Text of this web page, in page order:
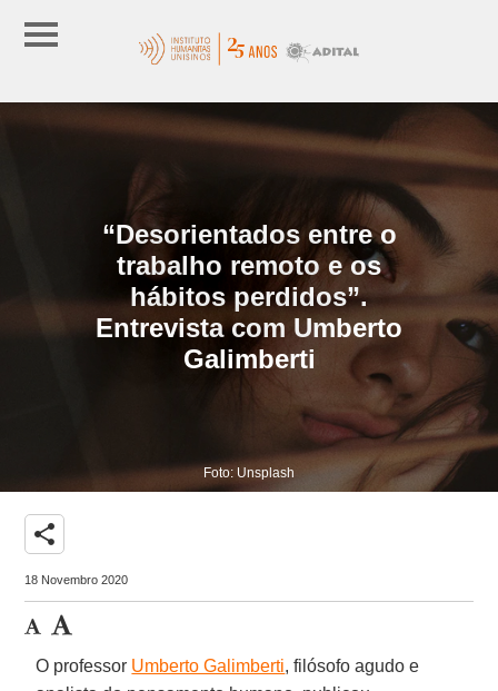
“Desorientados entre o
trabalho remoto e os
hábitos perdidos”.
Entrevista com Umberto
Galimberti
Foto: Unsplash
share
18 Novembro 2020
O professor Umberto Galimberti, filósofo agudo e